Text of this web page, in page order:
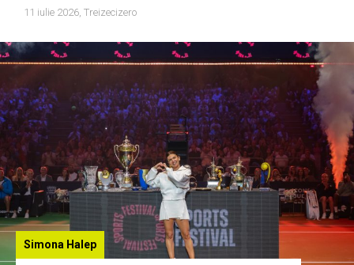
11 iulie 2026, Treizecizero
Simona Halep